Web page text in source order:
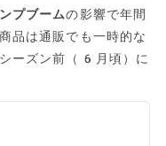
プブームの影響で年間
品は通販でも一時的な
ーズン前（6月頃）に